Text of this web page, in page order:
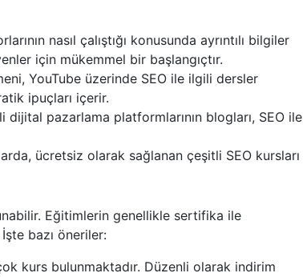
nasıl çalıştığı konusunda ayrıntılı bilgiler
için mükemmel bir başlangıçtır.
YouTube üzerinde SEO ile ilgili dersler
ipuçları içerir.
pazarlama platformlarının blogları, SEO ile
ücretsiz olarak sağlanan çeşitli SEO kursları
Eğitimlerin genellikle sertifika ile
bazı öneriler:
kurs bulunmaktadır. Düzenli olarak indirim